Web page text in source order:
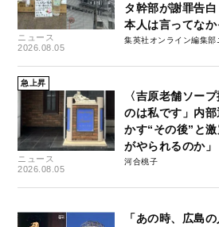
ニュース
2026.08.05
タ幹部が謝罪告
本人は言ってなか
集英社オンライン編集部
急上昇
ニュース
2026.08.05
〈吉原老舗ソー
のは私です」内
かす“その後”と
がやられるのか」
河合桃子
「あの時、広島